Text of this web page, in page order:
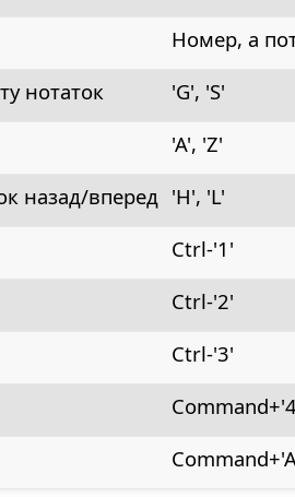
Номер, а
нотаток
'G', 'S'
'A', 'Z'
назад/вперед 'H', 'L'
Ctrl-'1'
Ctrl-'2'
Ctrl-'3'
Command
Command